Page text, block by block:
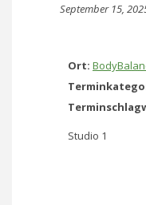
September 15,
Ort:
Studio 1